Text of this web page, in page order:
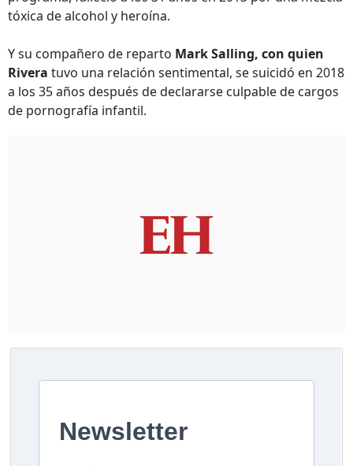
tóxica de alcohol y heroína.
Y su compañero de reparto Mark Salling, con quien
Rivera tuvo una relación sentimental, se suicidó en 2018
a los 35 años después de declararse culpable de cargos
de pornografía infantil.